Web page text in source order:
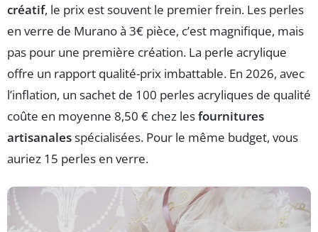
créatif, le prix est souvent le premier frein. Les perles
en verre de Murano à 3€ pièce, c’est magnifique, mais
pas pour une première création. La perle acrylique
offre un rapport qualité-prix imbattable. En 2026, avec
l’inflation, un sachet de 100 perles acryliques de qualité
coûte en moyenne 8,50 € chez lesfournitures
artisanalesspécialisées. Pour le même budget, vous
auriez 15 perles en verre.